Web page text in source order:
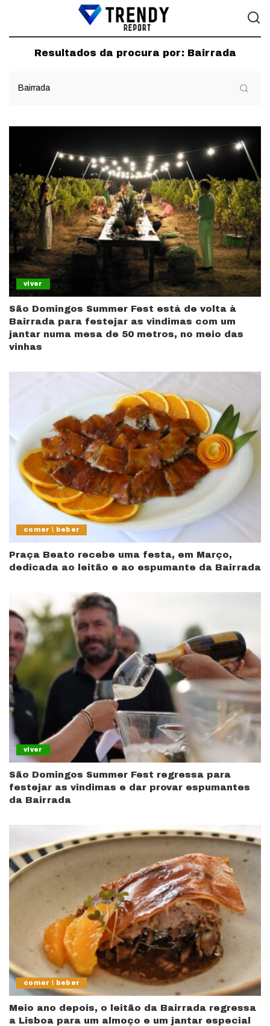
Resultados da procura por: Bairrada
viver
São Domingos Summer Fest está de volta à
Bairrada para festejar as vindimas com um
jantar numa mesa de 50 metros, no meio das
vinhas
comer \ beber
Praça Beato recebe uma festa, em Março,
dedicada ao leitão e ao espumante da Bairrada
viver
São Domingos Summer Fest regressa para
festejar as vindimas e dar provar espumantes
da Bairrada
comer \ beber
Meio ano depois, o leitão da Bairrada regressa
a Lisboa para um almoço e um jantar especial